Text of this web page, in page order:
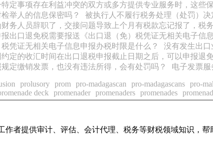
定事项存在利益冲突的双方或多方提供专业服务时，这些
举人的信息保密吗？
被执行人不履行税务处理（处罚）
务人员辞职了，交接问题导致上个月有税款忘记报了，税
出口退免税需要报送《出口退（免）税凭证无相关电子信
凭证无相关电子信息申报办税时限是什么？
没有发生出口
定的收汇时间在出口退税申报截止日期之后，可以申报退
定缴销发票，也没有违法所得，会有处罚吗？
电子发票
prolusory prom pro-madagascan pro-madagascans pro-
deck promenader promenaders promenades
作者提供审计、评估、会计代理、税务等财税领域知识，帮